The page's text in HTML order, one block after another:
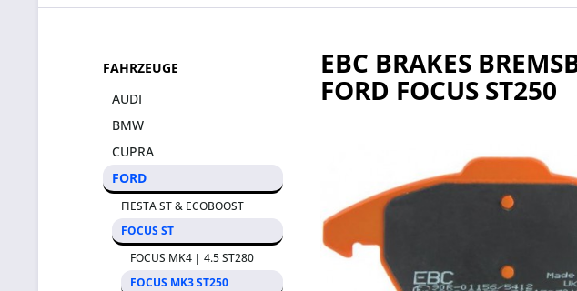
FAHRZEUGE
AUDI
BMW
CUPRA
FORD
FIESTA ST & ECOBOOST
FOCUS ST
FOCUS MK4 | 4.5 ST280
FOCUS MK3 ST250
EBC BRAKES
FORD FOCUS ST250